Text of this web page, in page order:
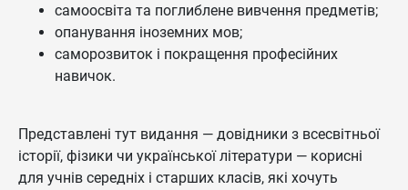
самоосвіта та поглиблене вивчення предметів;
опанування іноземних мов;
саморозвиток і покращення професійних
навичок.
Представлені тут видання — довідники з всесвітньої
історії, фізики чи української літератури — корисні
для учнів середніх і старших класів, які хочуть